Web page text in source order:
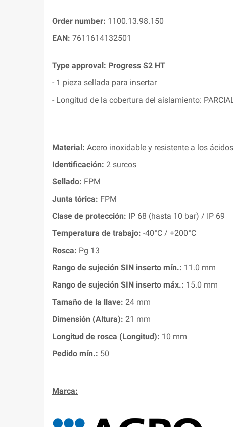
Order number: 1100.13.98.150
EAN: 7611614132501
Type approval: Progress S2 HT
- 1 pieza sellada para insertar
- Longitud de la cobertura del aislamiento:
Material: Acero inoxidable y resistente a los
Identificación: 2 surcos
Sellado: FPM
Junta tórica: FPM
Clase de protección: IP 68 (hasta 10 bar) / IP 69
Temperatura de trabajo: -40°C / +200°C
Rosca: Pg 13
Rango de sujeción SIN inserto mín.: 11.0 mm
Rango de sujeción SIN inserto máx.: 15.0 mm
Tamaño de la llave: 24 mm
Dimensión (Altura): 21 mm
Longitud de rosca (Longitud): 10 mm
Pedido mín.: 50
Marca: